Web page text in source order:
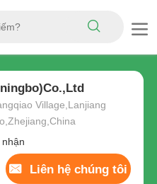
Village,Lanjiang
Liên hệ chúng tôi